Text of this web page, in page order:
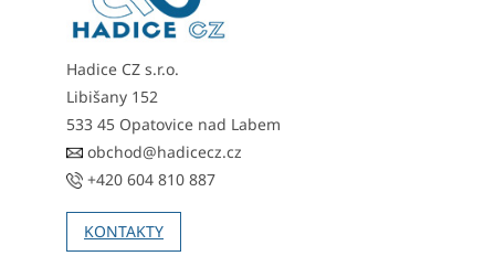
Hadice CZ s.r.o.
Libišany 152
533 45 Opatovice nad Labem
obchod@hadicecz.cz
+420 604 810 887
KONTAKTY